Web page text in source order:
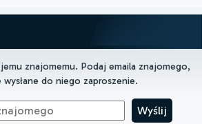
znajomemu. Podaj emaila znajomego,
wysłane do niego zaproszenie.